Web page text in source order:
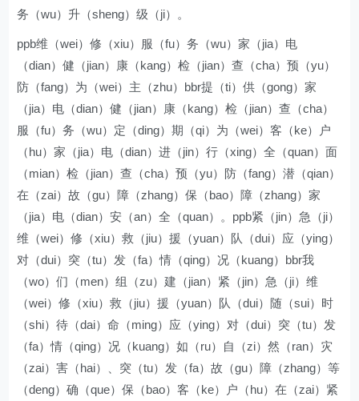
务（wu）升（sheng）级（ji）。
ppb维（wei）修（xiu）服（fu）务（wu）家（jia）电
（dian）健（jian）康（kang）检（jian）查（cha）预（yu）
防（fang）为（wei）主（zhu）bbr提（ti）供（gong）家
（jia）电（dian）健（jian）康（kang）检（jian）查（cha）
服（fu）务（wu）定（ding）期（qi）为（wei）客（ke）户
（hu）家（jia）电（dian）进（jin）行（xing）全（quan）面
（mian）检（jian）查（cha）预（yu）防（fang）潜（qian）
在（zai）故（gu）障（zhang）保（bao）障（zhang）家
（jia）电（dian）安（an）全（quan）。ppb紧（jin）急（ji）
维（wei）修（xiu）救（jiu）援（yuan）队（dui）应（ying）
对（dui）突（tu）发（fa）情（qing）况（kuang）bbr我
（wo）们（men）组（zu）建（jian）紧（jin）急（ji）维
（wei）修（xiu）救（jiu）援（yuan）队（dui）随（sui）时
（shi）待（dai）命（ming）应（ying）对（dui）突（tu）发
（fa）情（qing）况（kuang）如（ru）自（zi）然（ran）灾
（zai）害（hai）、突（tu）发（fa）故（gu）障（zhang）等
（deng）确（que）保（bao）客（ke）户（hu）在（zai）紧